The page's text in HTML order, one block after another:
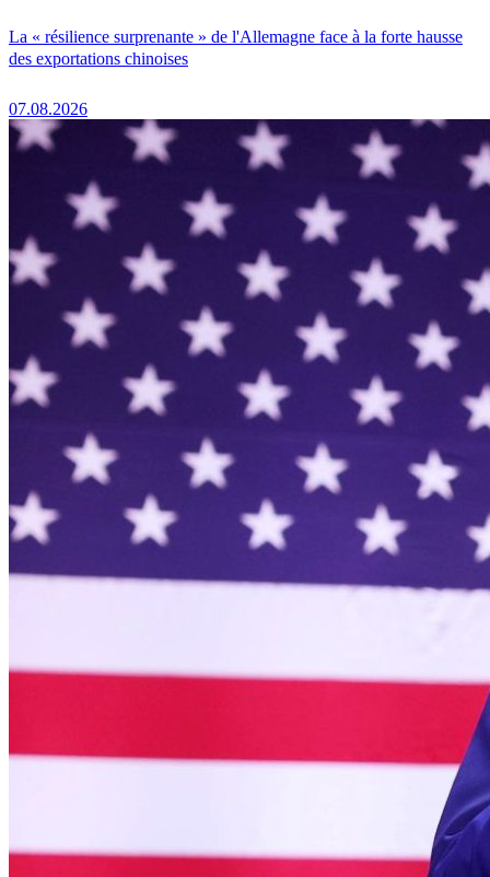
La « résilience surprenante » de l'Allemagne face à la forte hausse
des exportations chinoises
07.08.2026